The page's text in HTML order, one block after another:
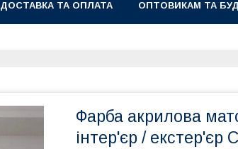
ДОСТАВКА ТА ОПЛАТА ОПТОВИКАМ ТА
Фарба акрилова
інтер'єр / екстер'єр